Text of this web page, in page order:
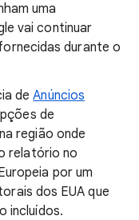
uma
vai continuar
durante o
deAnúncios
de
região onde
relatório no
por um
dos EUA que
incluídos.